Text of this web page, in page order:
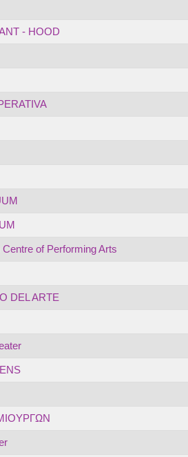
- HOOD
of Performing Arts
DEL ARTE